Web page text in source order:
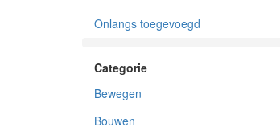
Onlangs toegevoegd
Bewegen
Bouwen